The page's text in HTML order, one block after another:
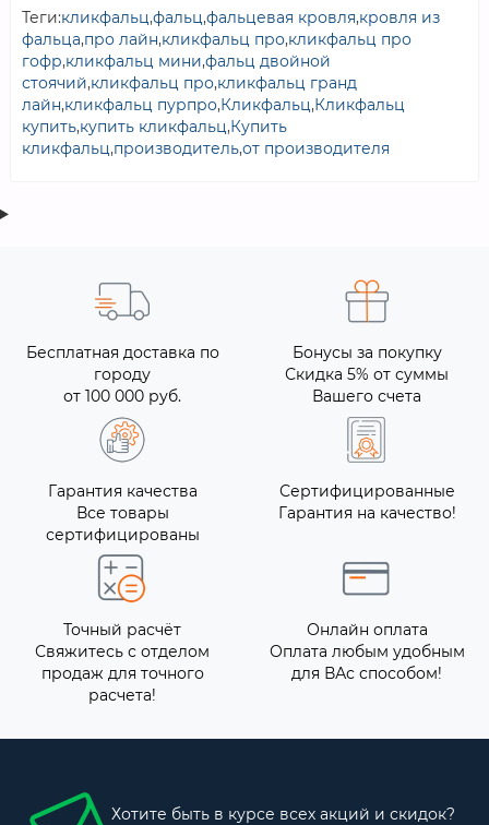
Теги:кликфальц,фальц,фальцевая кровля,кровля из
фальца,про лайн,кликфальц про,кликфальц про
гофр,кликфальц мини,фальц двойной
стоячий,кликфальц про,кликфальц гранд
лайн,кликфальц пурпро,Кликфальц,Кликфальц
купить,купить кликфальц,Купить
кликфальц,производитель,от производителя
Бесплатная доставка по
городу
от 100 000 руб.
Бонусы за покупку
Скидка 5% от суммы
Вашего счета
Гарантия качества
Все товары
сертифицированы
Сертифицированные
Гарантия на качество!
Точный расчёт
Свяжитесь с отделом
продаж для точного
расчета!
Онлайн оплата
Оплата любым удобным
для ВАс способом!
Хотите быть в курсе всех акций и скидок?